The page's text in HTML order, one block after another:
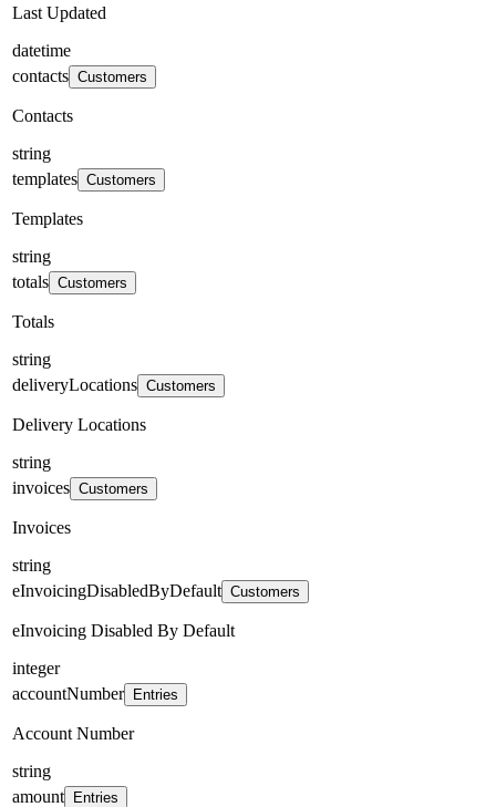
Last Updated
datetime
contacts Customers
Contacts
string
templates Customers
Templates
string
totals Customers
Totals
string
deliveryLocations Customers
Delivery Locations
string
invoices Customers
Invoices
string
eInvoicingDisabledByDefault Customers
eInvoicing Disabled By Default
integer
accountNumber
Entries
Account Number
string
amount
Entries